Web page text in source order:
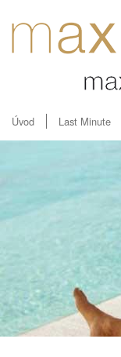
Úvod Last Minute